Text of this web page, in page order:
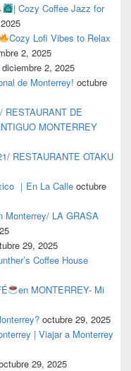
| Cozy Coffee Jazz for
Cozy Lofi Vibes to Relax
2, 2025
diciembre 2, 2025
de Monterrey! octubre
RESTAURANT DE
MONTERREY
RESTAURANTE OTAKU
｜En La Calle octubre
Monterrey/ LA GRASA
29, 2025
Coffee House
en MONTERREY- Mi
octubre 29, 2025
| Viajar a Monterrey
29, 2025